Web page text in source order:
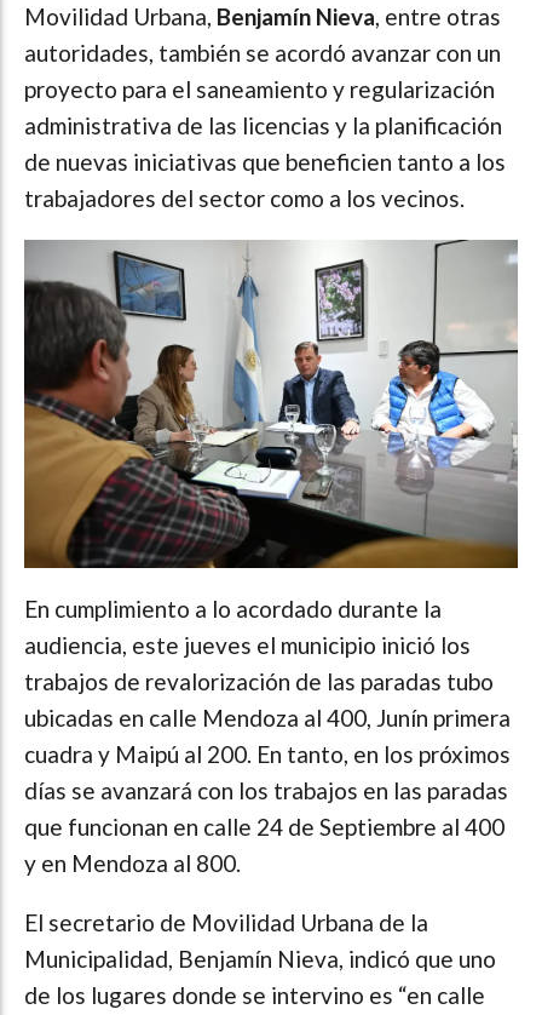
Movilidad Urbana, Benjamín Nieva, entre otras
autoridades, también se acordó avanzar con un
proyecto para el saneamiento y regularización
administrativa de las licencias y la planificación
de nuevas iniciativas que beneficien tanto a los
trabajadores del sector como a los vecinos.
En cumplimiento a lo acordado durante la
audiencia, este jueves el municipio inició los
trabajos de revalorización de las paradas tubo
ubicadas en calle Mendoza al 400, Junín primera
cuadra y Maipú al 200. En tanto, en los próximos
días se avanzará con los trabajos en las paradas
que funcionan en calle 24 de Septiembre al 400
y en Mendoza al 800.
El secretario de Movilidad Urbana de la
Municipalidad, Benjamín Nieva, indicó que uno
de los lugares donde se intervino es “en calle